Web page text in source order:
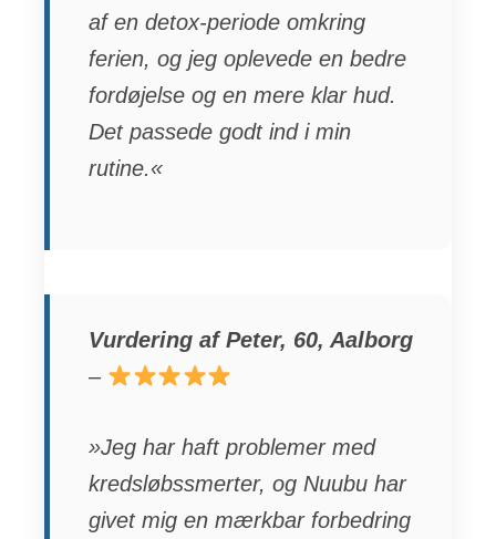
af en detox-periode omkring
ferien, og jeg oplevede en bedre
fordøjelse og en mere klar hud.
Det passede godt ind i min
rutine.«
Vurdering af Peter, 60, Aalborg
–
»Jeg har haft problemer med
kredsløbssmerter, og Nuubu har
givet mig en mærkbar forbedring